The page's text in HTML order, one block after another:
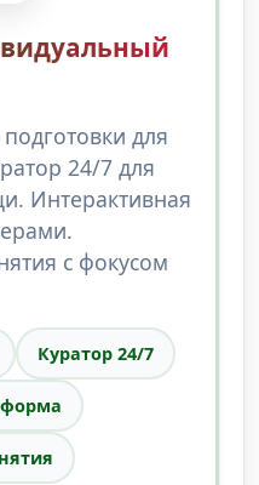
для
24/7 для
Интерактивная
с фокусом
Куратор 24/7